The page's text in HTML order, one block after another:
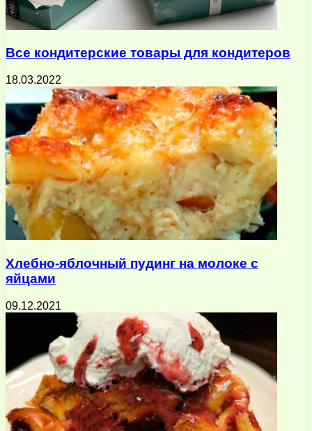
Все кондитерские товары для кондитеров
18.03.2022
Хлебно-яблочный пудинг на молоке с
яйцами
09.12.2021